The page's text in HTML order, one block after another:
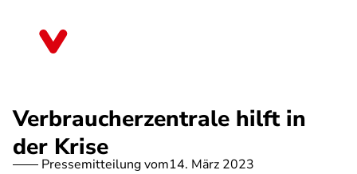
Verbraucherzentrale hilft in
der Krise
Pressemitteilung vom14. März 2023